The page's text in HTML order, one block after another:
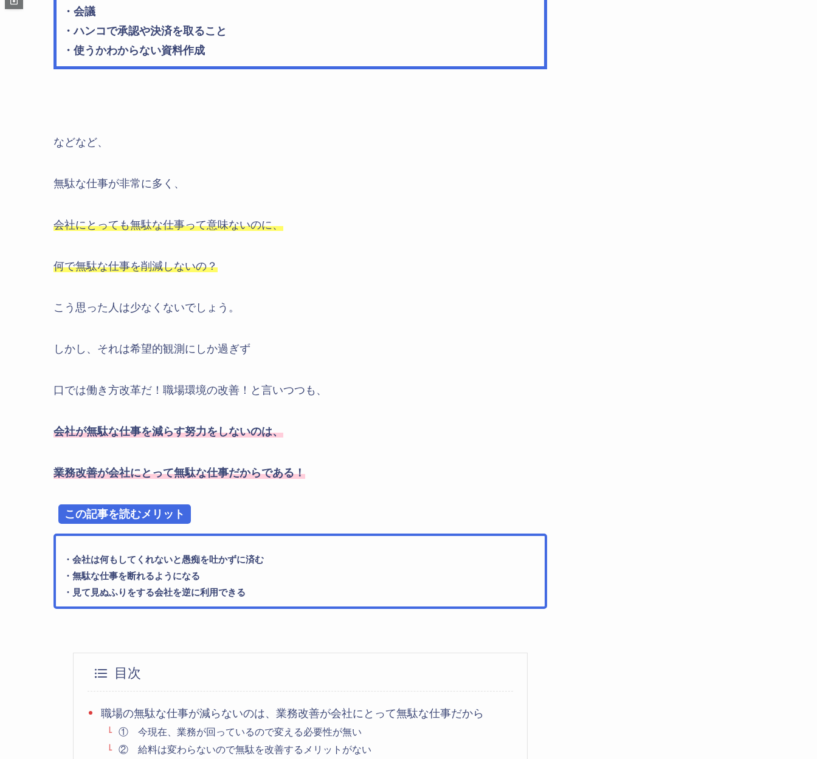
・会議
・ハンコで承認や決済を取ること
・使うかわからない資料作成
などなど、
無駄な仕事が非常に多く、
会社にとっても無駄な仕事って意味ないのに、
何で無駄な仕事を削減しないの？
こう思った人は少なくないでしょう。
しかし、それは希望的観測にしか過ぎず
口では働き方改革だ！職場環境の改善！と言いつつも、
会社が無駄な仕事を減らす努力をしないのは、
業務改善が会社にとって無駄な仕事だからである！
この記事を読むメリット
・会社は何もしてくれないと愚痴を吐かずに済む
・無駄な仕事を断れるようになる
・見て見ぬふりをする会社を逆に利用できる
目次
職場の無駄な仕事が減らないのは、業務改善が会社にとって無駄な仕事だから
① 今現在、業務が回っているので変える必要性が無い
② 給料は変わらないので無駄を改善するメリットがない